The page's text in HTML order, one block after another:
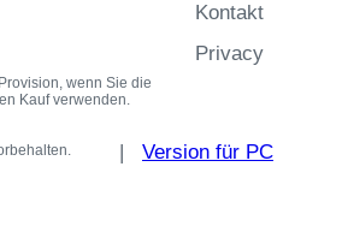
Kontakt
Privacy
wenn Sie die
Kauf verwenden.
| Version für PC